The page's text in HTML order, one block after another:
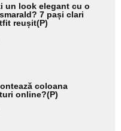
un look elegant cu o
7 pași clari
reușit(P)
coloana
online?(P)